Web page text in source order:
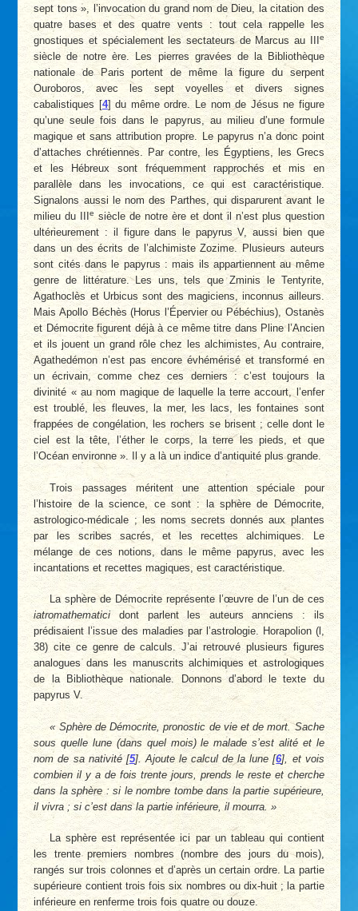
sept tons », l’invocation du grand nom de Dieu, la citation des
quatre bases et des quatre vents : tout cela rappelle les
gnostiques et spécialement les sectateurs de Marcus au III
e
siècle de notre ère. Les pierres gravées de la Bibliothèque
nationale de Paris portent de même la figure du serpent
Ouroboros, avec les sept voyelles et divers signes
cabalistiques [4]du même ordre. Le nom de Jésus ne figure
qu’une seule fois dans le papyrus, au milieu d’une formule
magique et sans attribution propre. Le papyrus n’a donc point
d’attaches chrétiennes. Par contre, les Égyptiens, les Grecs
et les Hébreux sont fréquemment rapprochés et mis en
parallèle dans les invocations, ce qui est caractéristique.
Signalons aussi le nom des Parthes, qui disparurent avant le
milieu du IIIe siècle de notre ère et dont il n’est plus question
ultérieurement : il figure dans le papyrus V, aussi bien que
dans un des écrits de l’alchimiste Zozime. Plusieurs auteurs
sont cités dans le papyrus : mais ils appartiennent au même
genre de littérature. Les uns, tels que Zminis le Tentyrite,
Agathoclès et Urbicus sont des magiciens, inconnus ailleurs.
Mais Apollo Béchès (Horus l’Épervier ou Pébéchius), Ostanès
et Démocrite figurent déjà à ce même titre dans Pline l’Ancien
et ils jouent un grand rôle chez les alchimistes, Au contraire,
Agathedémon n’est pas encore évhémérisé et transformé en
un écrivain, comme chez ces derniers : c’est toujours la
divinité « au nom magique de laquelle la terre accourt, l’enfer
est troublé, les fleuves, la mer, les lacs, les fontaines sont
frappées de congélation, les rochers se brisent ; celle dont le
ciel est la tête, l’éther le corps, la terre les pieds, et que
l’Océan environne ». Il y a là un indice d’antiquité plus grande.
Trois passages méritent une attention spéciale pour
l’histoire de la science, ce sont : la sphère de Démocrite,
astrologico-médicale ; les noms secrets donnés aux plantes
par les scribes sacrés, et les recettes alchimiques. Le
mélange de ces notions, dans le même papyrus, avec les
incantations et recettes magiques, est caractéristique.
La sphère de Démocrite représente l’œuvre de l’un de ces
iatromathematicidont parlent les auteurs annciens : ils
prédisaient l’issue des maladies par l’astrologie. Horapolion (l,
38) cite ce genre de calculs. J’ai retrouvé plusieurs figures
analogues dans les manuscrits alchimiques et astrologiques
de la Bibliothèque nationale. Donnons d’abord le texte du
papyrus V.
Sphère de Démocrite, pronostic de vie et de mort. Sache
sous quelle lune (dans quel mois) le malade s’est alité et le
nom de sa nativité[5]. Ajoute le calcul de la lune [6] , et vois
combien il y a de fois trente jours, prends le reste et cherche
dans la sphère : si le nombre tombe dans la partie supérieure,
il vivra ; si c’est dans la partie inférieure, il mourra.
La sphère est représentée ici par un tableau qui contient
les trente premiers nombres (nombre des jours du mois),
rangés sur trois colonnes et d’après un certain ordre. La partie
supérieure contient trois fois six nombres ou dix-huit ; la partie
inférieure en renferme trois fois quatre ou douze.